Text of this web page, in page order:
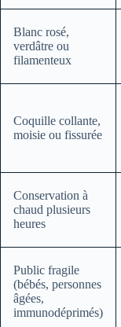
Blanc rosé,
verdâtre ou
filamenteux
Coquille collante,
moisie ou fissurée
Conservation à
chaud plusieurs
heures
Public fragile
(bébés, personnes
âgées,
immunodéprimés)